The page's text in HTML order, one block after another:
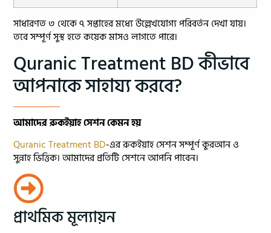
সাধারণত ৩ থেকে ৭ সপ্তাহের মধ্যে উল্লেখযোগ্য পরিবর্তন দেখা যায়।
তবে সম্পূর্ণ সুস্থ হতে কয়েক মাসও লাগতে পারে।
Quranic Treatment BD কীভাবে
আপনাকে সাহায্য করবে?
আমাদের রুকইয়াহ সেশন কেমন হয়
Quranic Treatment BD-এর রুকইয়াহ সেশন সম্পূর্ণ কুরআন ও
সুন্নাহ ভিত্তিক। আমাদের প্রতিটি সেশনে আপনি পাবেন।
প্রাথমিক মূল্যায়ন